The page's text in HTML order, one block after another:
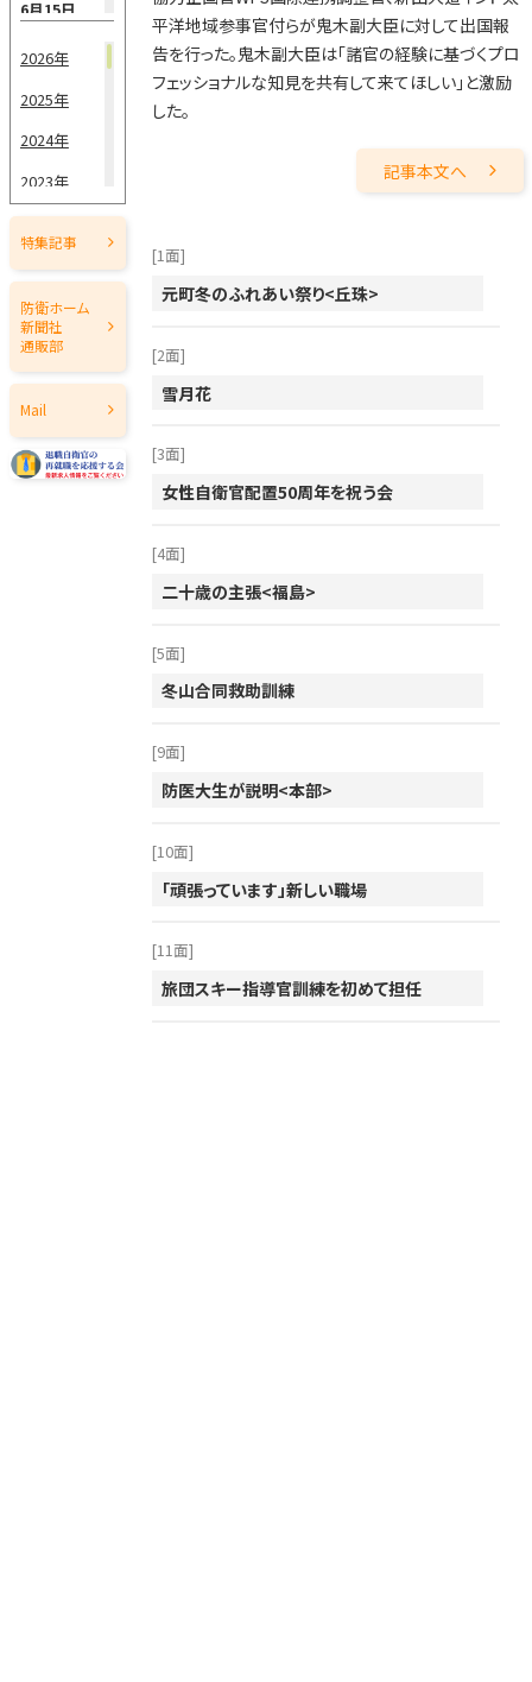
6月15日
6月1日
5月15日
5月1日
4月15日
4月1日
3月15日
3月1日
2月15日
2月1日
1月15日
2026年
2025年
2024年
2023年
2022年
2020年
2019年
2018年
2016年
特集記事
防衛ホーム
新聞社
通販部
Mail
平洋地域参事官付らが鬼木副大臣に対して出国報
告を行った。鬼木副大臣は「諸官の経験に基づくプロ
フェッショナルな知見を共有して来てほしい」と激励
した。
記事本文へ
[1面]
元町冬のふれあい祭り<丘珠>
[2面]
雪月花
[3面]
女性自衛官配置50周年を祝う会
[4面]
二十歳の主張<福島>
[5面]
冬山合同救助訓練
[9面]
防医大生が説明<本部>
[10面]
「頑張っています」新しい職場
[11面]
旅団スキー指導官訓練を初めて担任